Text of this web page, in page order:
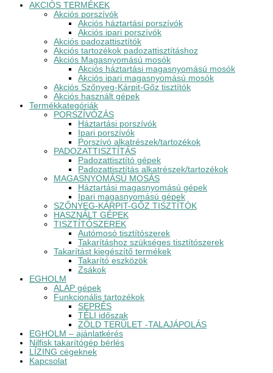
AKCIÓS TERMÉKEK
Akciós porszívók
Akciós háztartási porszívók
Akciós ipari porszívók
Akciós padozattisztítók
Akciós tartozékok padozattisztításhoz
Akciós Magasnyomású mosók
Akciós háztartási magasnyomású mosók
Akciós ipari magasnyomású mosók
Akciós Szőnyeg-Kárpit-Gőz tisztítók
Akciós használt gépek
Termékkategóriák
PORSZÍVÓZÁS
Háztartási porszívók
Ipari porszívók
Porszívó alkatrészek/tartozékok
PADOZATTISZTÍTÁS
Padozattisztító gépek
Padozattisztítás alkatrészek/tartozékok
MAGASNYOMÁSÚ MOSÁS
Háztartási magasnyomású gépek
Ipari magasnyomású gépek
SZŐNYEG-KÁRPIT-GŐZ TISZTÍTÓK
HASZNÁLT GÉPEK
TISZTÍTÓSZEREK
Autómosó tisztítószerek
Takarításhoz szükséges tisztítószerek
Takarítást kiegészítő termékek
Takarító eszközök
Zsákok
EGHOLM
ALAP gépek
Funkcionális tartozékok
SEPRÉS
TÉLI időszak
ZÖLD TERÜLET -TALAJÁPOLÁS
EGHOLM – ajánlatkérés
Nilfisk takarítógép bérlés
LÍZING cégeknek
Kapcsolat